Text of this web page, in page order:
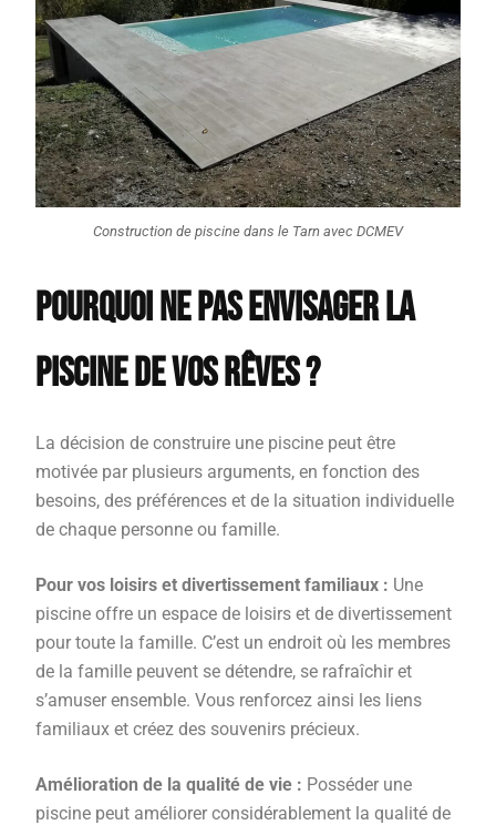
Construction de piscine dans le Tarn avec DCMEV
pourquoi ne pas envisager la
piscine de vos rêves ?
La décision de construire une piscine peut être
motivée par plusieurs arguments, en fonction des
besoins, des préférences et de la situation individuelle
de chaque personne ou famille.
Pour vos loisirs et divertissement familiaux : Une
piscine offre un espace de loisirs et de divertissement
pour toute la famille. C’est un endroit où les membres
de la famille peuvent se détendre, se rafraîchir et
s’amuser ensemble. Vous renforcez ainsi les liens
familiaux et créez des souvenirs précieux.
Amélioration de la qualité de vie : Posséder une
piscine peut améliorer considérablement la qualité de